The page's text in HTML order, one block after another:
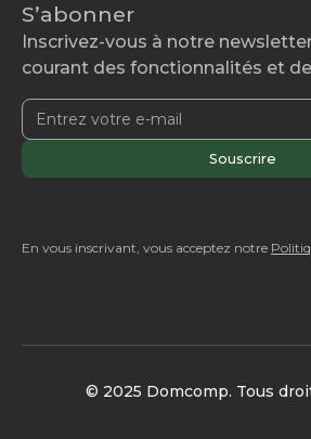
S’abonner
Inscrivez-vous à notre
courant des fonctionnalités et
En vous inscrivant, vous acceptez notre
© 2025 Domcomp. Tous